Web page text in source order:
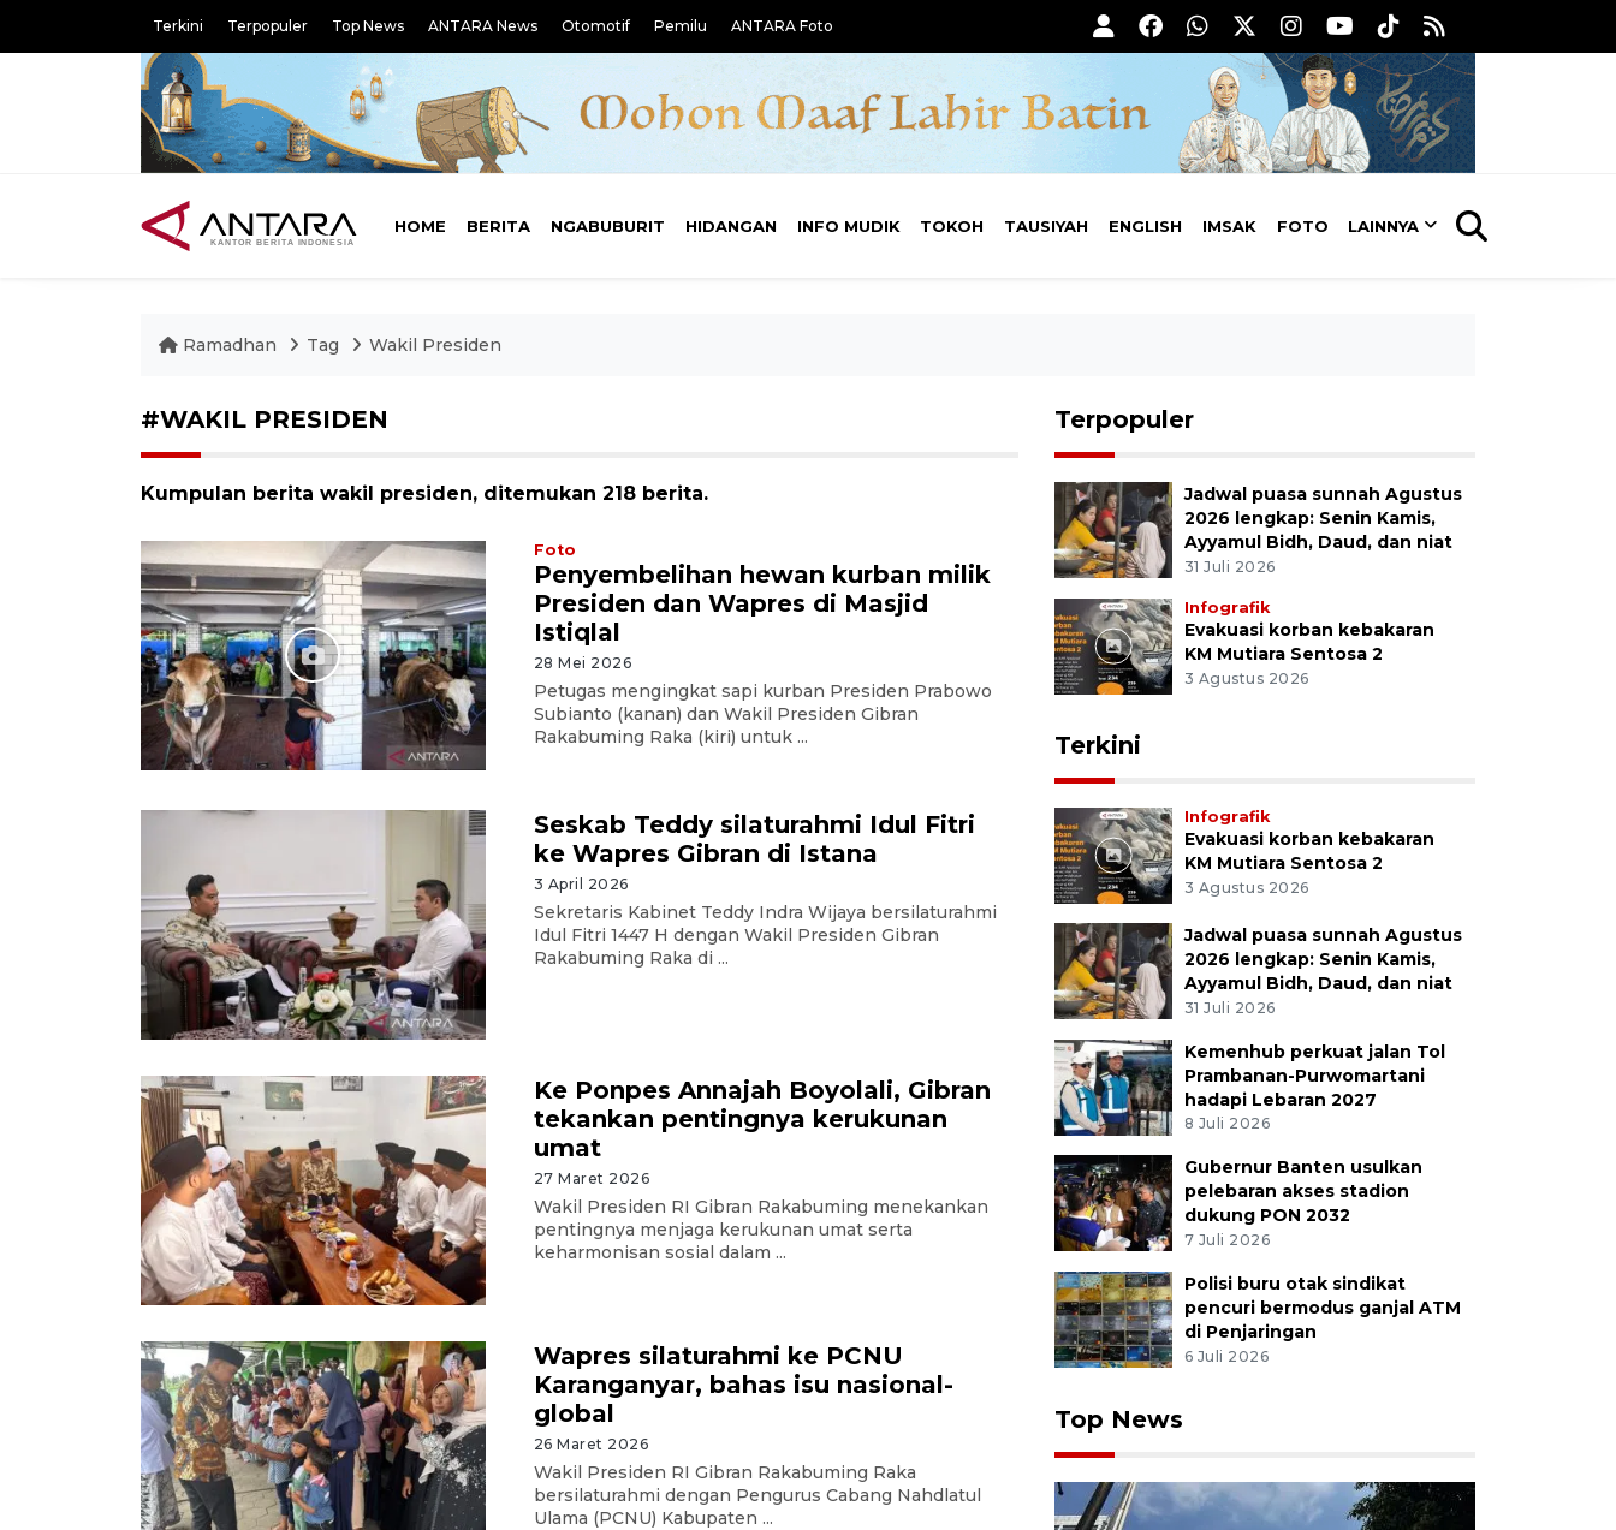
Terkini Terpopuler Top News ANTARA News Otomotif Pemilu ANTARA Foto
HOME BERITA NGABUBURIT HIDANGAN INFO MUDIK TOKOH TAUSIYAH ENGLISH IMSAK FOTO LAINNYA
Ramadhan Tag Wakil Presiden
#WAKIL PRESIDEN
Kumpulan berita wakil presiden, ditemukan 218 berita.
Foto
Penyembelihan hewan kurban milik
Presiden dan Wapres di Masjid
Istiqlal
28 Mei 2026
Petugas mengingkat sapi kurban Presiden Prabowo
Subianto (kanan) dan Wakil Presiden Gibran
Rakabuming Raka (kiri) untuk ...
Seskab Teddy silaturahmi Idul Fitri
ke Wapres Gibran di Istana
3 April 2026
Sekretaris Kabinet Teddy Indra Wijaya bersilaturahmi
Idul Fitri 1447 H dengan Wakil Presiden Gibran
Rakabuming Raka di ...
Ke Ponpes Annajah Boyolali, Gibran
tekankan pentingnya kerukunan
umat
27 Maret 2026
Wakil Presiden RI Gibran Rakabuming menekankan
pentingnya menjaga kerukunan umat serta
keharmonisan sosial dalam ...
Wapres silaturahmi ke PCNU
Karanganyar, bahas isu nasional-
global
26 Maret 2026
Wakil Presiden RI Gibran Rakabuming Raka
bersilaturahmi dengan Pengurus Cabang Nahdlatul
Ulama (PCNU) Kabupaten ...
Terpopuler
Jadwal puasa sunnah Agustus
2026 lengkap: Senin Kamis,
Ayyamul Bidh, Daud, dan niat
31 Juli 2026
Infografik
Evakuasi korban kebakaran
KM Mutiara Sentosa 2
3 Agustus 2026
Terkini
Infografik
Evakuasi korban kebakaran
KM Mutiara Sentosa 2
3 Agustus 2026
Jadwal puasa sunnah Agustus
2026 lengkap: Senin Kamis,
Ayyamul Bidh, Daud, dan niat
31 Juli 2026
Kemenhub perkuat jalan Tol
Prambanan-Purwomartani
hadapi Lebaran 2027
8 Juli 2026
Gubernur Banten usulkan
pelebaran akses stadion
dukung PON 2032
7 Juli 2026
Polisi buru otak sindikat
pencuri bermodus ganjal ATM
di Penjaringan
6 Juli 2026
Top News